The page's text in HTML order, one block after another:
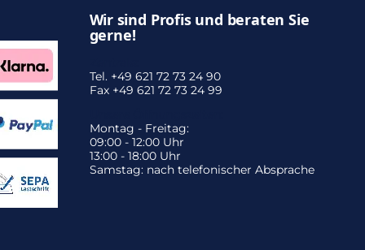
Wir sind Profis und beraten Sie
gerne!
Tel. +49 621 72 73 24 90
Fax +49 621 72 73 24 99
Montag - Freitag:
09:00 - 12:00 Uhr
13:00 - 18:00 Uhr
Samstag: nach telefonischer Absprache